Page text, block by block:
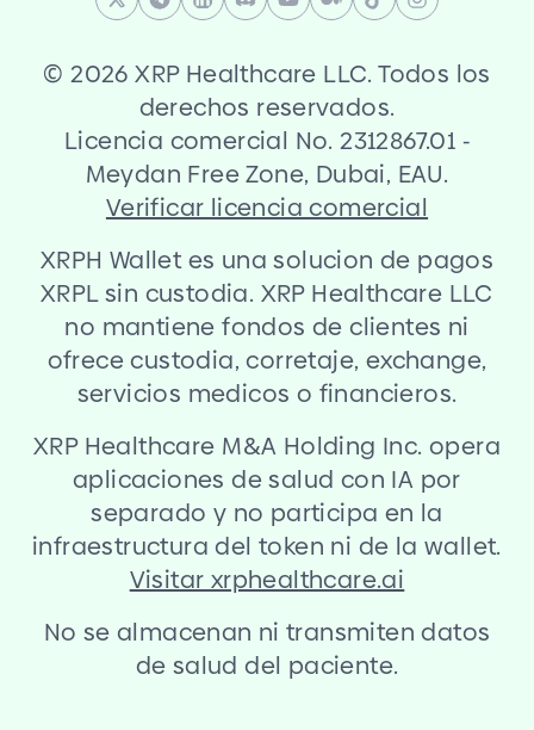
© 2026 XRP Healthcare LLC. Todos los
derechos reservados.
Licencia comercial No. 2312867.01 -
Meydan Free Zone, Dubai, EAU.
Verificar licencia comercial
XRPH Wallet es una solucion de pagos
XRPL sin custodia. XRP Healthcare LLC
no mantiene fondos de clientes ni
ofrece custodia, corretaje, exchange,
servicios medicos o financieros.
XRP Healthcare M&A Holding Inc. opera
aplicaciones de salud con IA por
separado y no participa en la
infraestructura del token ni de la wallet.
Visitar xrphealthcare.ai
No se almacenan ni transmiten datos
de salud del paciente.